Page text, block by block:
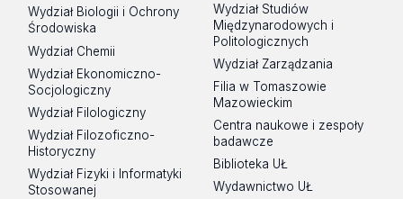
Wydział Biologii i Ochrony
Środowiska
Wydział Chemii
Wydział Ekonomiczno-
Socjologiczny
Wydział Filologiczny
Wydział Filozoficzno-
Historyczny
Wydział Fizyki i Informatyki
Stosowanej
Wydział Studiów
Międzynarodowych i
Politologicznych
Wydział Zarządzania
Filia w Tomaszowie
Mazowieckim
Centra naukowe i zespoły
badawcze
Biblioteka UŁ
Wydawnictwo UŁ